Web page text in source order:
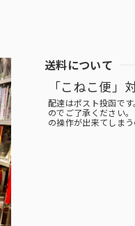
送料について
「こねこ便」
配達はポスト投函で
のでご了承ください
の操作が出来てしま